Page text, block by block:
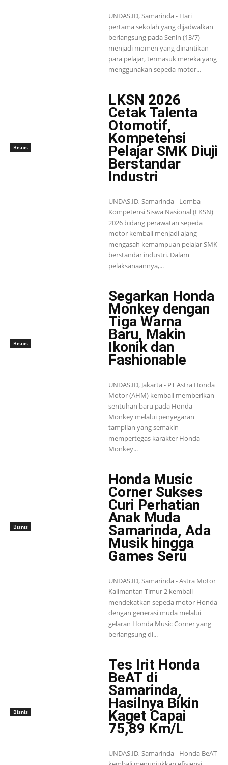
UNDAS.ID, Samarinda - Hari
pertama sekolah yang dijadwalkan
berlangsung pada Senin (13/7)
menjadi momen yang dinantikan
para pelajar, termasuk mereka yang
menggunakan sepeda motor...
Bisnis
LKSN 2026
Cetak Talenta
Otomotif,
Kompetensi
Pelajar SMK Diuji
Berstandar
Industri
UNDAS.ID, Samarinda - Lomba
Kompetensi Siswa Nasional (LKSN)
2026 bidang perawatan sepeda
motor kembali menjadi ajang
mengasah kemampuan pelajar SMK
berstandar industri. Dalam
pelaksanaannya,...
Bisnis
Segarkan Honda
Monkey dengan
Tiga Warna
Baru, Makin
Ikonik dan
Fashionable
UNDAS.ID, Jakarta - PT Astra Honda
Motor (AHM) kembali memberikan
sentuhan baru pada Honda
Monkey melalui penyegaran
tampilan yang semakin
mempertegas karakter Honda
Monkey...
Bisnis
Honda Music
Corner Sukses
Curi Perhatian
Anak Muda
Samarinda, Ada
Musik hingga
Games Seru
UNDAS.ID, Samarinda - Astra Motor
Kalimantan Timur 2 kembali
mendekatkan sepeda motor Honda
dengan generasi muda melalui
gelaran Honda Music Corner yang
berlangsung di...
Bisnis
Tes Irit Honda
BeAT di
Samarinda,
Hasilnya Bikin
Kaget Capai
75,89 Km/L
UNDAS.ID, Samarinda - Honda BeAT